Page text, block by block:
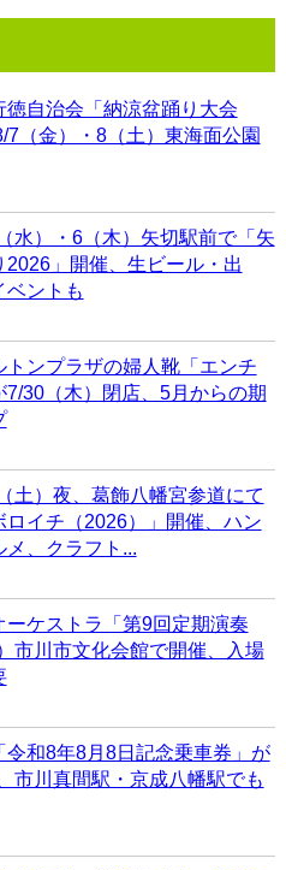
徳自治会「納涼盆踊り大会
7（金）・8（土）東海面公園
水）・6（木）矢切駅前で「矢
2026」開催、生ビール・出
ベントも
トンプラザの婦人靴「エンチ
7/30（木）閉店、5月からの期
土）夜、葛飾八幡宮参道にて
ロイチ（2026）」開催、ハン
メ、クラフト...
ーケストラ「第9回定期演奏
市川市文化会館で開催、入場
令和8年8月8日記念乗車券」が
市川真間駅・京成八幡駅でも